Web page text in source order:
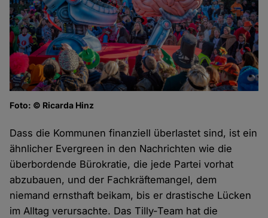
Foto: © Ricarda Hinz
Dass die Kommunen finanziell überlastet sind, ist ein
ähnlicher Evergreen in den Nachrichten wie die
überbordende Bürokratie, die jede Partei vorhat
abzubauen, und der Fachkräftemangel, dem
niemand ernsthaft beikam, bis er drastische Lücken
im Alltag verursachte. Das Tilly-Team hat die